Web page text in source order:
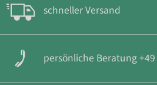
schneller Versand
persönliche Beratung +49